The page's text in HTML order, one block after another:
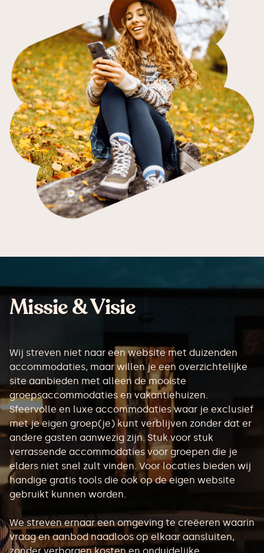
Missie & Visie
Wij streven niet naar een website met duizenden
accommodaties, maar willen je een overzichtelijke
site aanbieden met alleen de mooiste
groepsaccommodaties en vakantiehuizen.
Sfeervolle en luxe accommodaties waar je exclusief
met je eigen groep(je) kunt verblijven zonder dat er
andere gasten aanwezig zijn. Stuk voor stuk
verrassende accommodaties voor groepen die je
elders niet snel zult vinden. Voor locaties bieden wij
handige gratis tools die ook op de eigen website
gebruikt kunnen worden.
We streven ernaar een omgeving te creëeren waarin
vraag en aanbod naadloos op elkaar aansluiten,